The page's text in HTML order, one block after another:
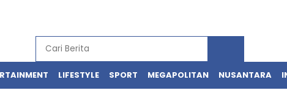
LIFESTYLE SPORT MEGAPOLITAN NUSANTARA